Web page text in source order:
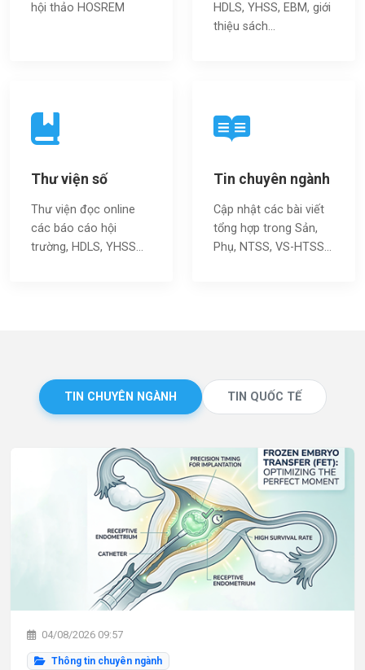
hội thảo HOSREM
HDLS, YHSS, EBM, giới
thiệu sách…
Thư viện số
Thư viện đọc online
các báo cáo hội
trường, HDLS, YHSS…
Tin chuyên ngành
Cập nhật các bài viết
tổng hợp trong Sản,
Phụ, NTSS, VS-HTSS...
TIN CHUYÊN NGÀNH TIN QUỐC TẾ
04/08/2026 09:57
Thông tin chuyên ngành